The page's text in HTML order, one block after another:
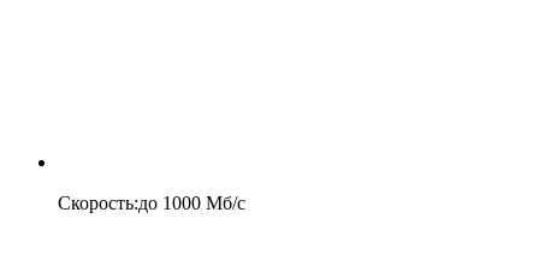
Скорость:до 1000 Мб/c